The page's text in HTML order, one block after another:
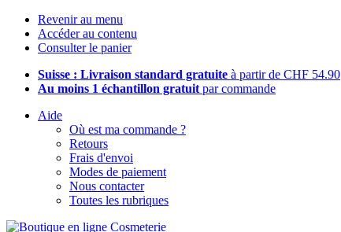
Revenir au menu
Accéder au contenu
Consulter le panier
Suisse : Livraison standard gratuite à partir de CHF 54.90
Au moins 1 échantillon gratuit par commande
Aide
Où est ma commande ?
Retours
Frais d'envoi
Modes de paiement
Nous contacter
Toutes les rubriques